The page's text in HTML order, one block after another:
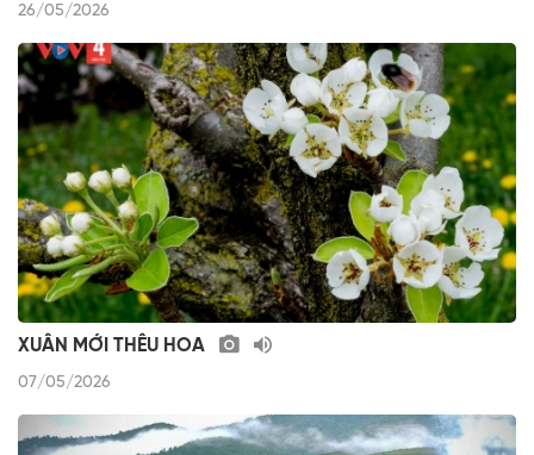
26/05/2026
XUÂN MỚI THÊU HOA
07/05/2026